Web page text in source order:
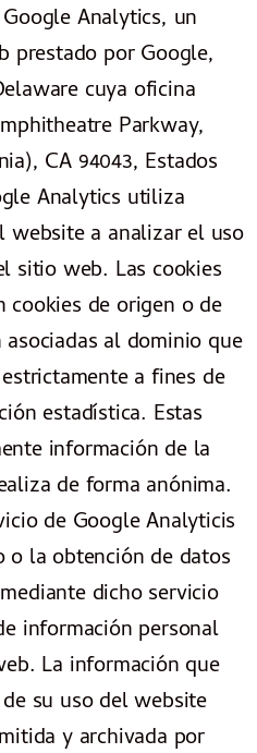
Analytics, un
prestado por Google,
cuya oficina
Parkway,
CA 94043, Estados
Analytics utiliza
website a analizar el uso
sitio web. Las cookies
cookies de origen o de
al dominio que
a fines de
estadística. Estas
información de la
de forma anónima.
de Google Analyticis
la obtención de datos
dicho servicio
información personal
La información que
su uso del website
y archivada por